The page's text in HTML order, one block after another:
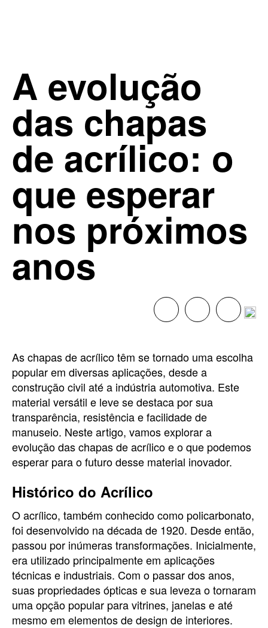
A evolução
das chapas
de acrílico: o
que esperar
nos próximos
anos
As chapas de acrílico têm se tornado uma escolha
popular em diversas aplicações, desde a
construção civil até a indústria automotiva. Este
material versátil e leve se destaca por sua
transparência, resistência e facilidade de
manuseio. Neste artigo, vamos explorar a
evolução das chapas de acrílico e o que podemos
esperar para o futuro desse material inovador.
Histórico do Acrílico
O acrílico, também conhecido como policarbonato,
foi desenvolvido na década de 1920. Desde então,
passou por inúmeras transformações. Inicialmente,
era utilizado principalmente em aplicações
técnicas e industriais. Com o passar dos anos,
suas propriedades ópticas e sua leveza o tornaram
uma opção popular para vitrines, janelas e até
mesmo em elementos de design de interiores.